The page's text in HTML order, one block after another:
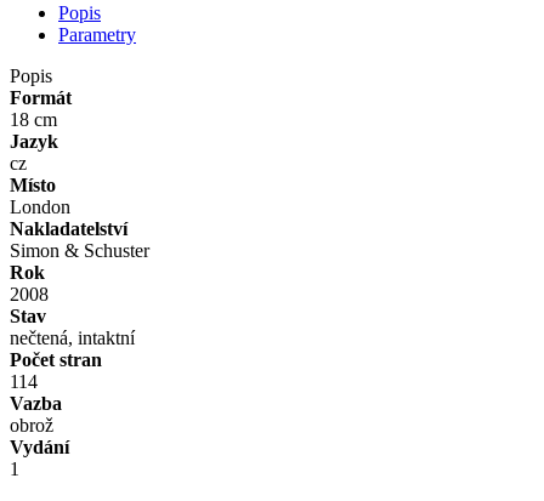
Popis
Parametry
Popis
Formát
18 cm
Jazyk
cz
Místo
London
Nakladatelství
Simon & Schuster
Rok
2008
Stav
nečtená, intaktní
Počet stran
114
Vazba
obrož
Vydání
1